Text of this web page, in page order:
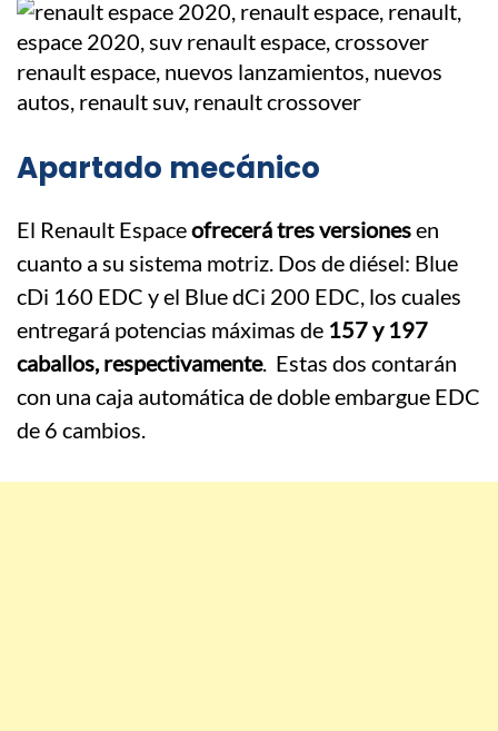
Apartado mecánico
El Renault Espaceofrecerá tres versionesen
cuanto a su sistema motriz. Dos de diésel: Blue
cDi 160 EDC y el Blue dCi 200 EDC, los cuales
entregará potencias máximas de 157 y 197
caballos, respectivamente. Estas dos contarán
con una caja automática de doble embargue EDC
de 6 cambios.